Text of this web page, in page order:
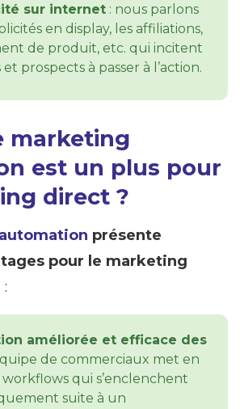
sur internet : nous parlons
en display, les affiliations,
de produit, etc. qui incitent
et prospects à passer à l’action.
marketing
est un plus pour
direct ?
présente
pour le marketing
:
améliorée et efficace des
de commerciaux met en
workflows qui s’enclenchent
suite à un